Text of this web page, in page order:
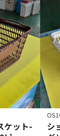
ケット-
シ